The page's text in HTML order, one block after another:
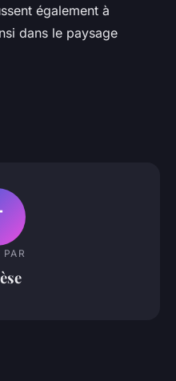
également à
dans le paysage
PAR